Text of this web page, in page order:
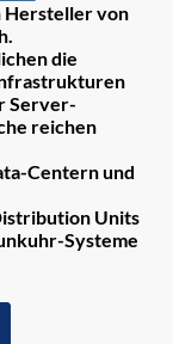
Hersteller von
die
Server-
reichen
Centern und
Units
Systeme